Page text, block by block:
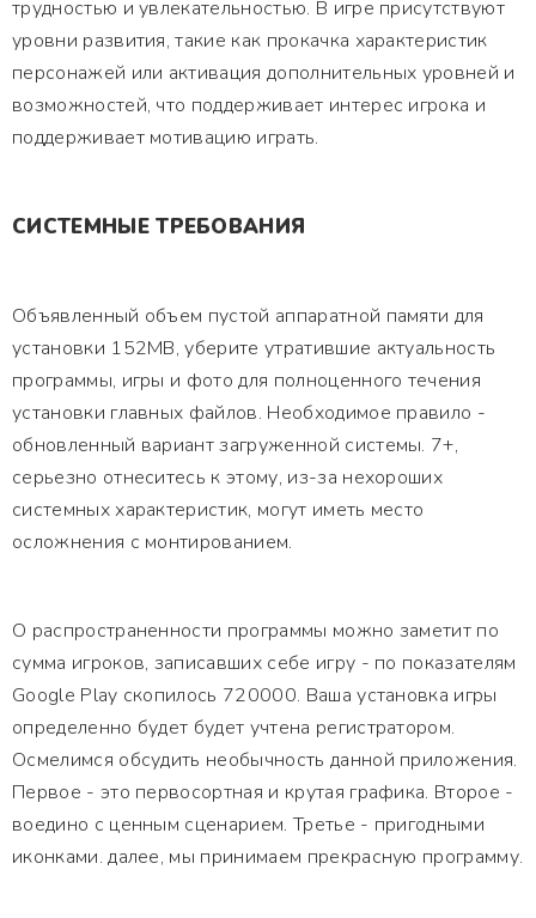
трудностью и увлекательностью. В игре присутствуют
уровни развития, такие как прокачка характеристик
персонажей или активация дополнительных уровней и
возможностей, что поддерживает интерес игрока и
поддерживает мотивацию играть.
СИСТЕМНЫЕ ТРЕБОВАНИЯ
Объявленный объем пустой аппаратной памяти для
установки 152MB, уберите утратившие актуальность
программы, игры и фото для полноценного течения
установки главных файлов. Необходимое правило -
обновленный вариант загруженной системы. 7+,
серьезно отнеситесь к этому, из-за нехороших
системных характеристик, могут иметь место
осложнения с монтированием.
О распространенности программы можно заметит по
сумма игроков, записавших себе игру - по показателям
Google Play скопилось 720000. Ваша установка игры
определенно будет будет учтена регистратором.
Осмелимся обсудить необычность данной приложения.
Первое - это первосортная и крутая графика. Второе -
воедино с ценным сценарием. Третье - пригодными
иконками. далее, мы принимаем прекрасную программу.